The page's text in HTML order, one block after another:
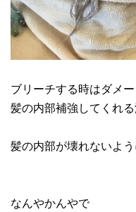
ブリーチする時はダメ
髪の内部補強してくれ
髪の内部が壊れないよ
なんやかんやで